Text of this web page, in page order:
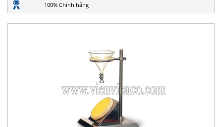
100% Chính hãng